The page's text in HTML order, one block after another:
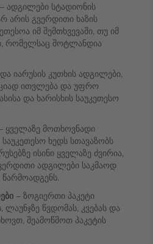
– ადგილები სტადიონის
არის გვერდითი ხაზის
იმ შემთხვევაში, თუ იმ
რომელსაც შოტლანდია
იარუსის კუთხის ადგილები,
ითვლება და უფრო
და ხარისხის საუკეთესო
ყველაზე მოთხოვნადი
ხედს სთავაზობს
ისინი ყველაზე ძვირია,
ადგილები საკმაოდ
– ზოგიერთი პაკეტი
ლაუნჯზე წვდომას, კვებას და
შეამოწმოთ პაკეტის